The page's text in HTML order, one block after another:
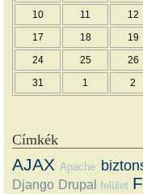
10 11 12
17 18 19
24 25 26
31 1 2
Címkék
AJAX Apache
Django Drupal felület